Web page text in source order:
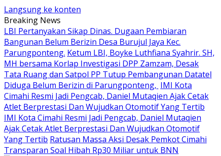
Langsung ke konten
Breaking News
LBI Pertanyakan Sikap Dinas. Dugaan Pembiaran
Bangunan Belum Berizin Desa Burujul Jaya Kec.
Parungponteng. Ketum LBI, Boyke Luthfiana Syahrir. SH,
MH bersama Korlap Investigasi DPP Zamzam, Desak
Tata Ruang dan Satpol PP Tutup Pembangunan Datatel
Diduga Belum Berizin di Parungponteng, IMI Kota
Cimahi Resmi Jadi Pengcab, Daniel Mutaqien Ajak Cetak
Atlet Berprestasi Dan Wujudkan Otomotif Yang Tertib
IMI Kota Cimahi Resmi Jadi Pengcab, Daniel Mutaqien
Ajak Cetak Atlet Berprestasi Dan Wujudkan Otomotif
Yang Tertib Ratusan Massa Aksi Desak Pemkot Cimahi
Transparan Soal Hibah Rp30 Miliar untuk BNN